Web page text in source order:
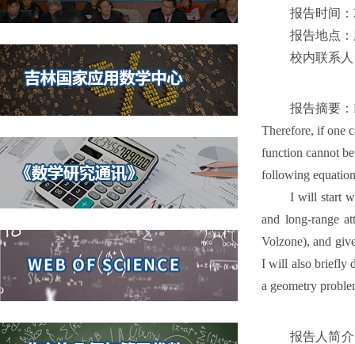
报告时间：
报告地点：
校内联系
报告摘要：
Therefore, if one
function cannot
following
I will start
and long-range
Volzone), and
I will also briefly
a geometry
报告人简介